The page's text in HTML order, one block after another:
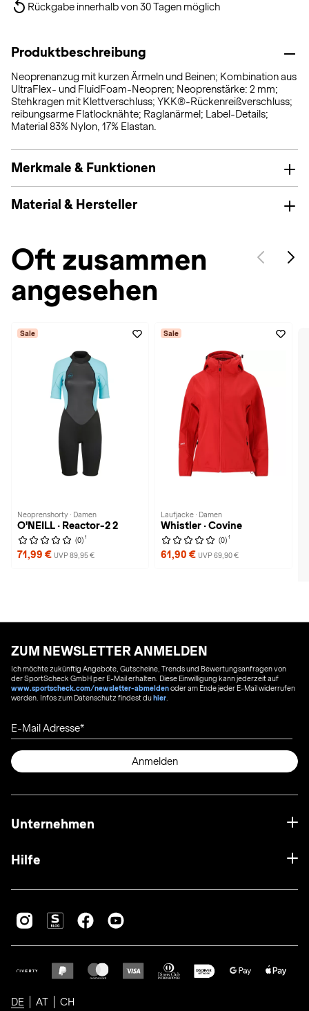
Rückgabe innerhalb von 30 Tagen möglich
Produktbeschreibung
Neoprenanzug mit kurzen Ärmeln und Beinen; Kombination aus
UltraFlex- und FluidFoam-Neopren; Neoprenstärke: 2 mm;
Stehkragen mit Klettverschluss; YKK®-Rückenreißverschluss;
reibungsarme Flatlocknähte; Raglanärmel; Label-Details;
Material 83% Nylon, 17% Elastan.
Merkmale & Funktionen
Material & Hersteller
Oft zusammen
angesehen
Sale
Neoprenshorty · Damen
O'NEILL · Reactor-2 2
(0) 1
71,99 € UVP 89,95 €
Sale
Laufjacke · Damen
Whistler · Covine
(0) 1
61,90 € UVP 69,90 €
ZUM NEWSLETTER ANMELDEN
Ich möchte zukünftig Angebote, Gutscheine, Trends und Bewertungsanfragen von
der SportScheck GmbH per E-Mail erhalten. Diese Einwilligung kann jederzeit auf
www.sportscheck.com/newsletter-abmeldenoder am Ende jeder E-Mail widerrufen
werden. Infos zum Datenschutz findest duhier
E-Mail Adresse
Anmelden
Unternehmen
Hilfe
DE AT CH